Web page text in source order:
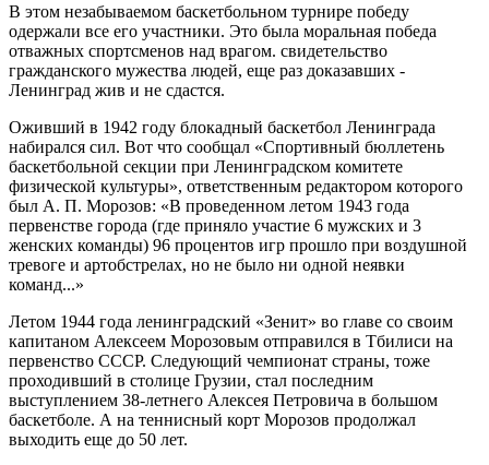
В этом незабываемом баскетбольном турнире победу
одержали все его участники. Это была моральная победа
отважных спортсменов над врагом. свидетельство
гражданского мужества людей, еще раз доказавших -
Ленинград жив и не сдастся.
Оживший в 1942 году блокадный баскетбол Ленинграда
набирался сил. Вот что сообщал «Спортивный бюллетень
баскетбольной секции при Ленинградском комитете
физической культуры», ответственным редактором которого
был А. П. Морозов: «В проведенном летом 1943 года
первенстве города (где приняло участие 6 мужских и 3
женских команды) 96 процентов игр прошло при воздушной
тревоге и артобстрелах, но не было ни одной неявки
команд...»
Летом 1944 года ленинградский «Зенит» во главе со своим
капитаном Алексеем Морозовым отправился в Тбилиси на
первенство СССР. Следующий чемпионат страны, тоже
проходивший в столице Грузии, стал последним
выступлением 38-летнего Алексея Петровича в большом
баскетболе. А на теннисный корт Морозов продолжал
выходить еще до 50 лет.